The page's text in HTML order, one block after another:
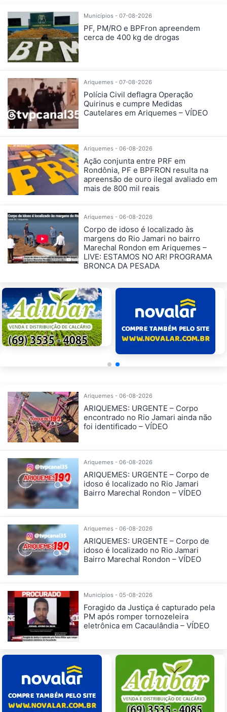
Municípios - 07-08-2026
PF, PM/RO e BPFron apreendem
cerca de 400 kg de drogas
Ariquemes - 07-08-2026
Polícia Civil deflagra Operação
Quirinus e cumpre Medidas
Cautelares em Ariquemes – VÍDEO
Ariquemes - 06-08-2026
Ação conjunta entre PRF em
Rondônia, PF e BPFRON resulta na
apreensão de ouro ilegal avaliado em
mais de 800 mil reais
Ariquemes - 06-08-2026
Corpo de idoso é localizado às
margens do Rio Jamari no bairro
Marechal Rondon em Ariquemes –
LIVE: ESTAMOS NO AR! PROGRAMA
BRONCA DA PESADA
Ariquemes - 06-08-2026
ARIQUEMES: URGENTE – Corpo
encontrado no Rio Jamari ainda não
foi identificado – VÍDEO
Ariquemes - 06-08-2026
ARIQUEMES: URGENTE – Corpo de
idoso é localizado no Rio Jamari
Bairro Marechal Rondon – VÍDEO
Ariquemes - 06-08-2026
ARIQUEMES: URGENTE – Corpo de
idoso é localizado no Rio Jamari
Bairro Marechal Rondon – VÍDEO
Municípios - 05-08-2026
Foragido da Justiça é capturado pela
PM após romper tornozeleira
eletrônica em Cacaulândia – VÍDEO